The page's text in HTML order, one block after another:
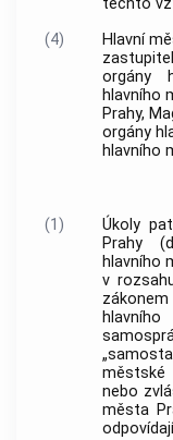
těchto
(4)
Hlavní
orgány
hlavního
Prahy,
orgány
hlavního
(1) Úkoly
Prahy
hlavního
v
nebo
města